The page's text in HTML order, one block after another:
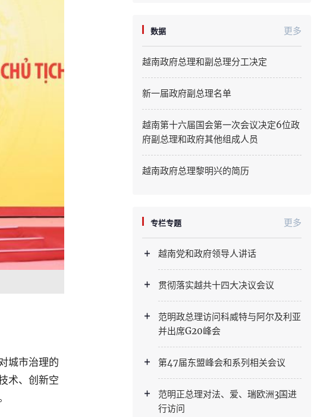
Thua Thien Hue
Tay Ninh
Vinh Long
城市治理的
术、创新空
数据 更多
越南政府总理和副总理分工决定
新一届政府副总理名单
越南第十六届国会第一次会议决定6位政
府副总理和政府其他组成人员
越南政府总理黎明兴的简历
专栏专题 更多
越南党和政府领导人讲话
贯彻落实越共十四大决议会议
范明政总理访问科威特与阿尔及利亚
并出席G20峰会
第47届东盟峰会和系列相关会议
范明正总理对法、爱、瑞欧洲3国进
行访问